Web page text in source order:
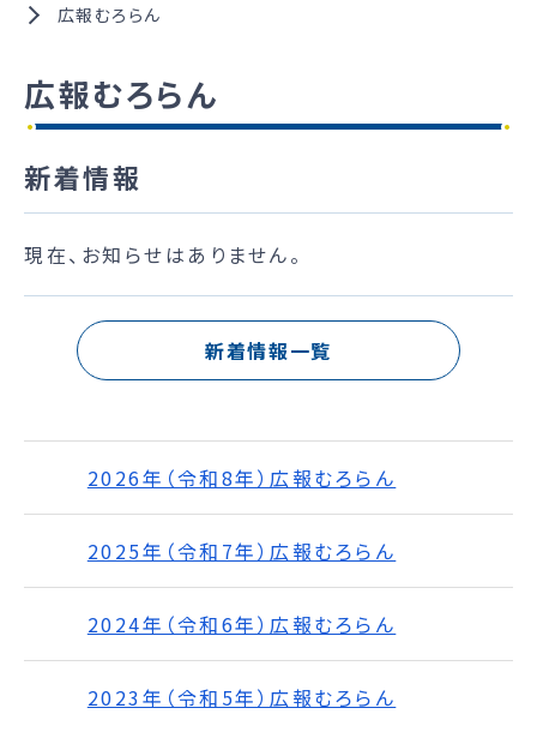
広報むろらん
広報むろらん
新着情報
現在、お知らせはありません。
新着情報一覧
2026年（令和8年）広報むろらん
2025年（令和7年）広報むろらん
2024年（令和6年）広報むろらん
2023年（令和5年）広報むろらん